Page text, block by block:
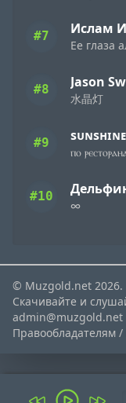
#7 Ислам
#8
水晶灯
#9 sᴜɴsʜɪɴᴇ
ⲡⲟ
#10
∞
© Muzgold.net 2026.
Скачивайте и
admin@muzgold.net
Правообладателям /